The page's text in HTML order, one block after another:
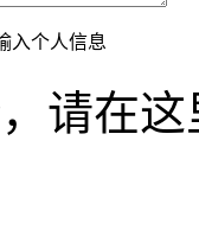
入个人信息
请在这